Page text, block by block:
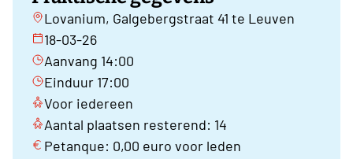
Lovanium, Galgebergstraat 41 te Leuven
18-03-26
Aanvang 14:00
Einduur 17:00
Voor iedereen
Aantal plaatsen resterend: 14
Petanque: 0,00 euro voor leden